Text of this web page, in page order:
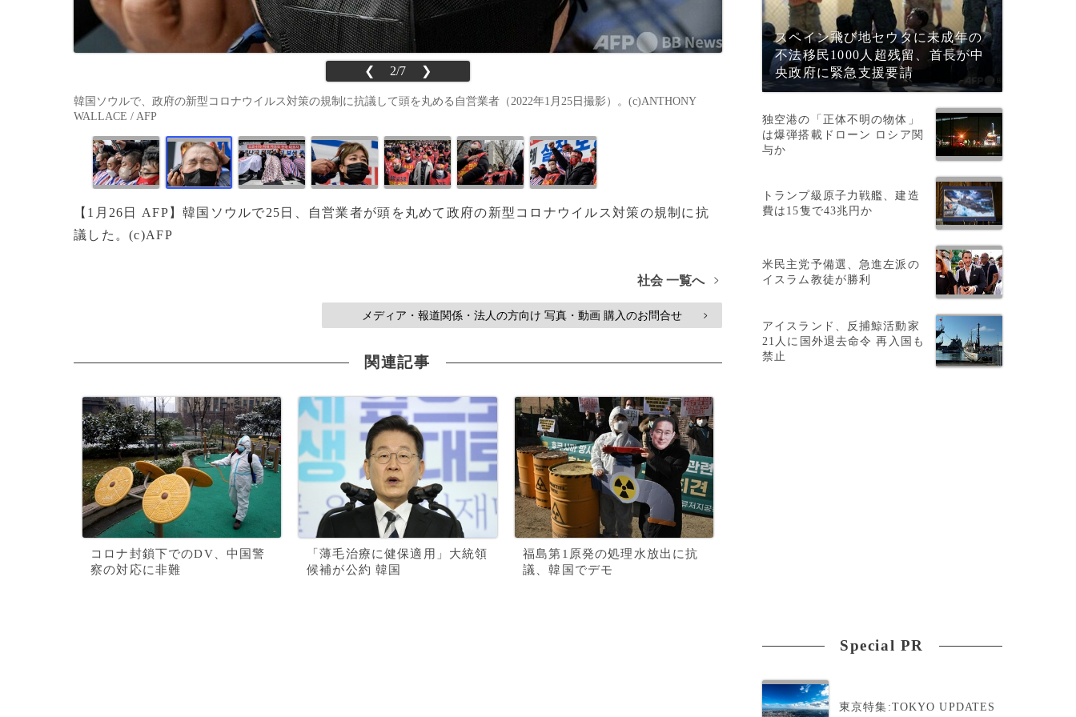
❮ 2/7 ❯
韓国ソウルで、政府の新型コロナウイルス対策の規制に抗議して頭を丸める自営業者（2022年1月25日撮影）。(c)ANTHONY
WALLACE / AFP
【1月26日 AFP】韓国ソウルで25日、自営業者が頭を丸めて政府の新型コロナウイルス対策の規制に抗
議した。(c)AFP
社会 一覧へ >
メディア・報道関係・法人の方向け 写真・動画 購入のお問合せ >
関連記事
コロナ封鎖下でのDV、中国警
察の対応に非難
「薄毛治療に健保適用」大統領
候補が公約 韓国
福島第1原発の処理水放出に抗
議、韓国でデモ
スペイン飛び地セウタに未成年の
不法移民1000人超残留、首長が中
央政府に緊急支援要請
独空港の「正体不明の物体」
は爆弾搭載ドローン ロシア関
与か
トランプ級原子力戦艦、建造
費は15隻で43兆円か
米民主党予備選、急進左派の
イスラム教徒が勝利
アイスランド、反捕鯨活動家
21人に国外退去命令 再入国も
禁止
Special PR
東京特集:TOKYO UPDATES